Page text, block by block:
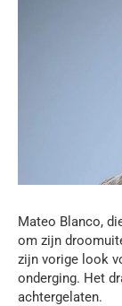
Mateo Blanco,
om zijn
zijn vorige look
onderging. Het
achtergelaten.